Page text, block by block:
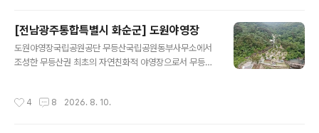
민간 캠핑장이고, 직영으로 운영하고 있음. - 여행시기 : 봄,
여름,가을,겨울 - 운영기간 : 봄,여름,가을,겨울 - 운영일 :
평일+주말 - 업종 : 일반야영장 - 일반야영장 : 6면 - 사이
트 크기1 (가로 x 세로)(단위 : m) : 4 x 6 = 5개 - 사이트
[전남광주통합특별시 화순군] 도원야영장
도원야영장국립공원공단 무등산국립공원동부사무소에서
조성한 무등산권 최초의 자연친화적 야영장으로서 무등산
식물 쓰레기 배출 감소를 통해 탄소중립을 실천하는 친환
4 8 2026. 8. 10.